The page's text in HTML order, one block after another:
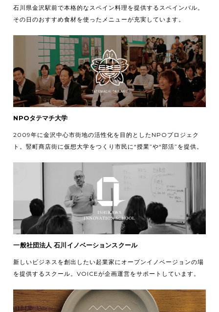
石川県金沢駅前で本格的なスペイン料理を提供するスペインバル。
その日のおすすめ食材を使ったメニューが充実しています。
NPOタテマチ大学
2009年に金沢中心市街地の活性化を目的としたNPOプロジェク
ト。竪町商店街に仮想大学をつくり市民に“授業”や“部活”を提供。
一般社団法人 石川イノベーションスクール
新しいビジネスを創出したい起業家にオープンイノベージョンの場
を提供するスクール。VOICEが企画運営をサポートしています。